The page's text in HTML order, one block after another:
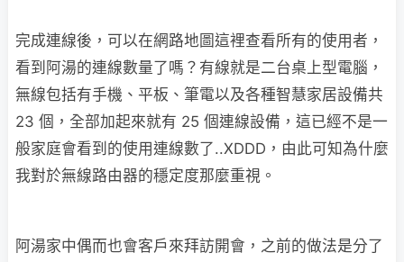
完成連線後，可以在網路地圖這裡查看所有的使用者，
看到阿湯的連線數量了嗎？有線就是二台桌上型電腦，
無線包括有手機、平板、筆電以及各種智慧家居設備共
23 個，全部加起來就有 25 個連線設備，這已經不是一
般家庭會看到的使用連線數了..XDDD，由此可知為什麼
我對於無線路由器的穩定度那麼重視。
阿湯家中偶而也會客戶來拜訪開會，之前的做法是分了